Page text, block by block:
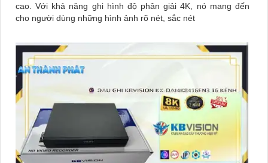
cao. Với khả năng ghi hình độ phân giải 4K, nó mang đến
cho người dùng những hình ảnh rõ nét, sắc nét